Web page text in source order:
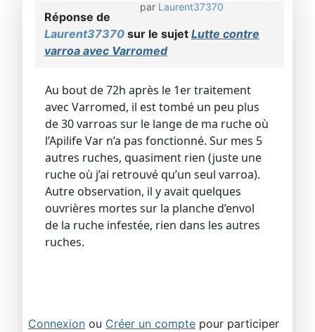
par Laurent37370
Réponse de
Laurent37370 sur le sujet Lutte contre
varroa avec Varromed
Au bout de 72h après le 1er traitement
avec Varromed, il est tombé un peu plus
de 30 varroas sur le lange de ma ruche où
l’Apilife Var n’a pas fonctionné. Sur mes 5
autres ruches, quasiment rien (juste une
ruche où j’ai retrouvé qu’un seul varroa).
Autre observation, il y avait quelques
ouvrières mortes sur la planche d’envol
de la ruche infestée, rien dans les autres
ruches.
Connexion ou Créer un compte pour participer